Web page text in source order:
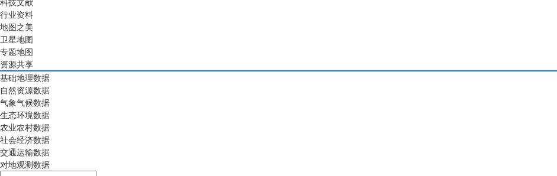
行业资料
地图之美
卫星地图
专题地图
资源共享
基础地理数据
自然资源数据
气象气候数据
生态环境数据
农业农村数据
社会经济数据
交通运输数据
对地观测数据